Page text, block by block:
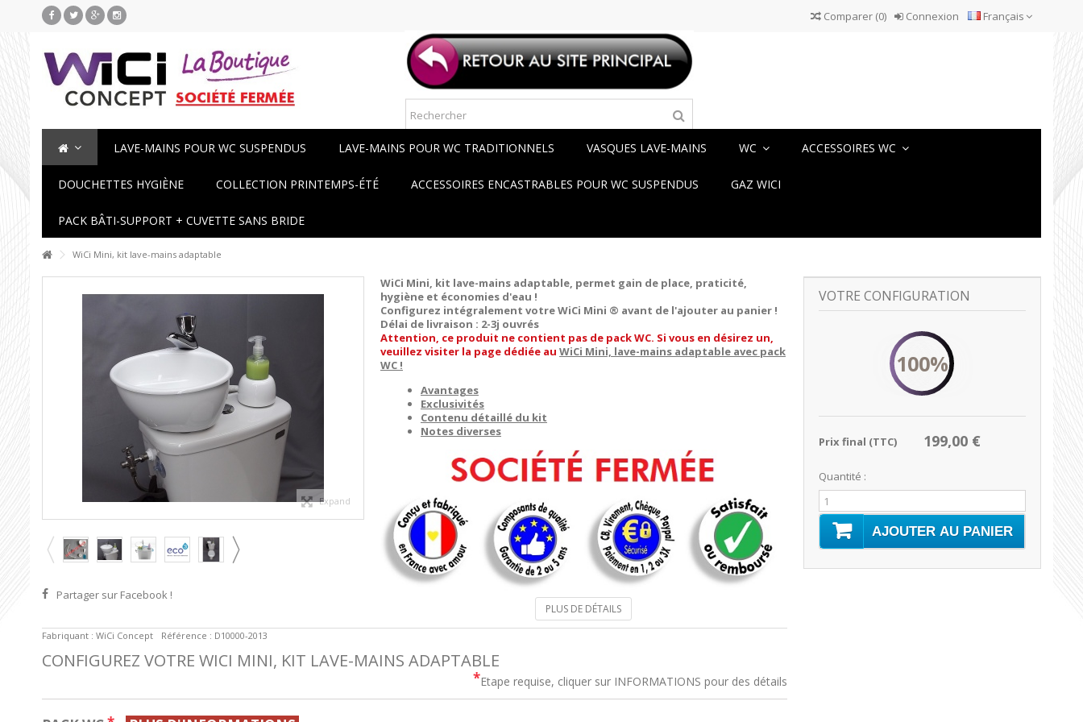
Français
Connexion
Comparer (0)
LAVE-MAINS POUR WC SUSPENDUS LAVE-MAINS POUR WC TRADITIONNELS VASQUES LAVE-MAINS WC ACCESSOIRES WC
DOUCHETTES HYGIÈNE COLLECTION PRINTEMPS-ÉTÉ ACCESSOIRES ENCASTRABLES POUR WC SUSPENDUS GAZ WICI
PACK BÂTI-SUPPORT + CUVETTE SANS BRIDE
WiCi Mini, kit lave-mains adaptable
Expand
Partager sur Facebook !
WiCi Mini, kit lave-mains adaptable, permet gain de place, praticité,
hygiène et économies d'eau !
Configurez intégralement votre WiCi Mini ® avant de l'ajouter au panier !
Délai de livraison : 2-3j ouvrés
Attention, ce produit ne contient pas de pack WC. Si vous en désirez un,
veuillez visiter la page dédiée au WiCi Mini, lave-mains adaptable avec pack
WC !
Avantages
Exclusivités
Contenu détaillé du kit
Notes diverses
PLUS DE DÉTAILS
VOTRE CONFIGURATION
100%
Prix final (TTC) 199,00 €
Quantité :
AJOUTER AU PANIER
Fabriquant : WiCi Concept Référence : D10000-2013
CONFIGUREZ VOTRE WICI MINI, KIT LAVE-MAINS ADAPTABLE
*Etape requise, cliquer sur INFORMATIONS pour des détails